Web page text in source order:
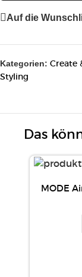
Auf die
Kategorien: Create
Styling
Das
MODE